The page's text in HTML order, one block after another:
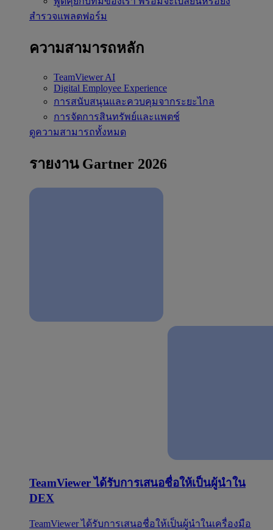
สำรวจแพลตฟอร์ม
ความสามารถหลัก
TeamViewer AI
Digital Employee Experience
การสนับสนุนและควบคุมจากระยะไกล
การจัดการสินทรัพย์และแพตช์
ดูความสามารถทั้งหมด
รายงาน Gartner 2026
TeamViewer ได้รับการเสนอชื่อให้เป็นผู้นำใน
DEX
TeamViewer ได้รับการเสนอชื่อให้เป็นผู้นำในเครื่องมือ